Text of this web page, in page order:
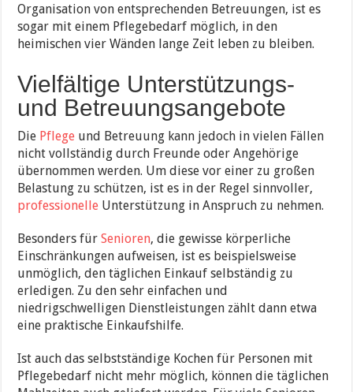
Organisation von entsprechenden Betreuungen, ist es
sogar mit einem Pflegebedarf möglich, in den
heimischen vier Wänden lange Zeit leben zu bleiben.
Vielfältige Unterstützungs-
und Betreuungsangebote
Die Pflege und Betreuung kann jedoch in vielen Fällen
nicht vollständig durch Freunde oder Angehörige
übernommen werden. Um diese vor einer zu großen
Belastung zu schützen, ist es in der Regel sinnvoller,
professionelle Unterstützung in Anspruch zu nehmen.
Besonders fürSenioren, die gewisse körperliche
Einschränkungen aufweisen, ist es beispielsweise
unmöglich, den täglichen Einkauf selbständig zu
erledigen. Zu den sehr einfachen und
niedrigschwelligen Dienstleistungen zählt dann etwa
eine praktische Einkaufshilfe.
Ist auch das selbstständige Kochen für Personen mit
Pflegebedarf nicht mehr möglich, können die täglichen